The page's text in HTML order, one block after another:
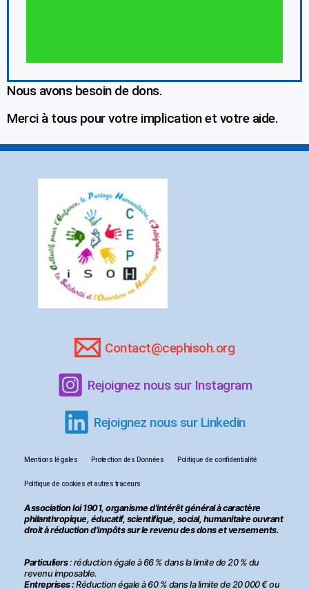
Nous avons besoin de dons.
Merci à tous pour votre implication et votre aide.
Contact@cephisoh.org
Rejoignez nous sur Instagram
Rejoignez nous sur Linkedin
Mentions légales Protection des Données Politique de confidentialité
Politique de cookies et autres traceurs
Association loi 1901, organisme d'intérêt général à caractère
philanthropique, éducatif, scientifique, social, humanitaire ouvrant
droit à réduction d'impôts sur le revenu des dons et versements.
Particuliers: réduction égale à 66 % dans la limite de 20 % du
revenu imposable.
Entreprises :Réduction égale à 60 % dans la limite de 20 000 € ou